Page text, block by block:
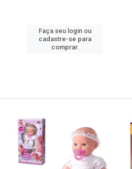
Faça seu login ou
cadastre-se para
comprar.